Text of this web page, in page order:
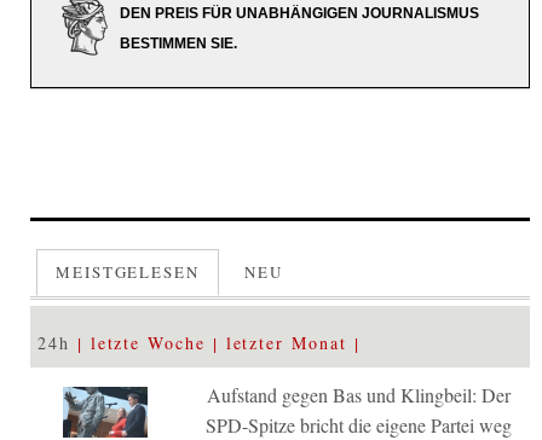
DEN PREIS FÜR UNABHÄNGIGEN JOURNALISMUS
BESTIMMEN SIE.
MEISTGELESEN NEU
24h letzte Woche letzter Monat
Aufstand gegen Bas und Klingbeil: Der
SPD-Spitze bricht die eigene Partei weg